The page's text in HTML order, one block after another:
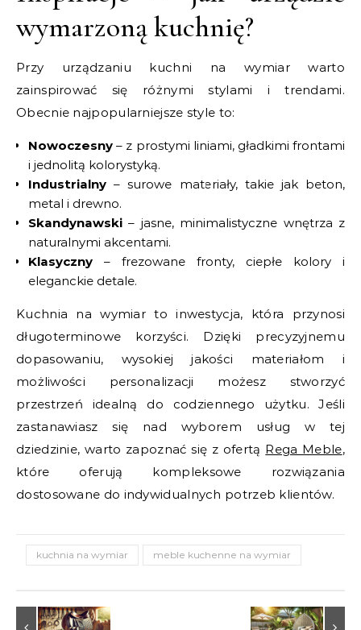
wymarzoną kuchnię?
Przy urządzaniu kuchni na wymiar warto
zainspirować się różnymi stylami i trendami.
Obecnie najpopularniejsze style to:
Nowoczesny – z prostymi liniami, gładkimi frontami
i jednolitą kolorystyką.
Industrialny – surowe materiały, takie jak beton,
metal i drewno.
Skandynawski – jasne, minimalistyczne wnętrza z
naturalnymi akcentami.
Klasyczny – frezowane fronty, ciepłe kolory i
eleganckie detale.
Kuchnia na wymiar to inwestycja, która przynosi
długoterminowe korzyści. Dzięki precyzyjnemu
dopasowaniu, wysokiej jakości materiałom i
możliwości personalizacji możesz stworzyć
przestrzeń idealną do codziennego użytku. Jeśli
zastanawiasz się nad wyborem usług w tej
dziedzinie, warto zapoznać się z ofertą Rega Meble,
które oferują kompleksowe rozwiązania
dostosowane do indywidualnych potrzeb klientów.
kuchnia na wymiar meble kuchenne na wymiar